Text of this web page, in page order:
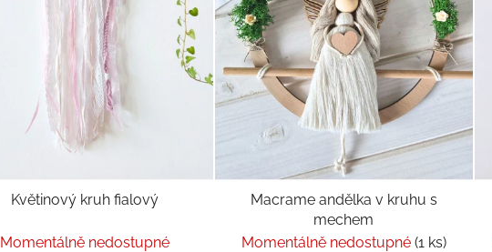
Květinový kruh fialový
Momentálně nedostupné
Macrame andělka v kruhu s
mechem
Momentálně nedostupné (1 ks)